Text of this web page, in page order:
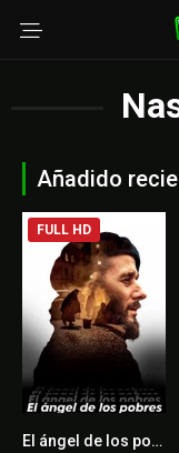
Añadido
6.5
FULL HD
El ángel de los pobres